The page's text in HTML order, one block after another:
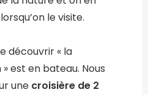
le visite.
découvrir « la
est en bateau. Nous
unecroisière de 2